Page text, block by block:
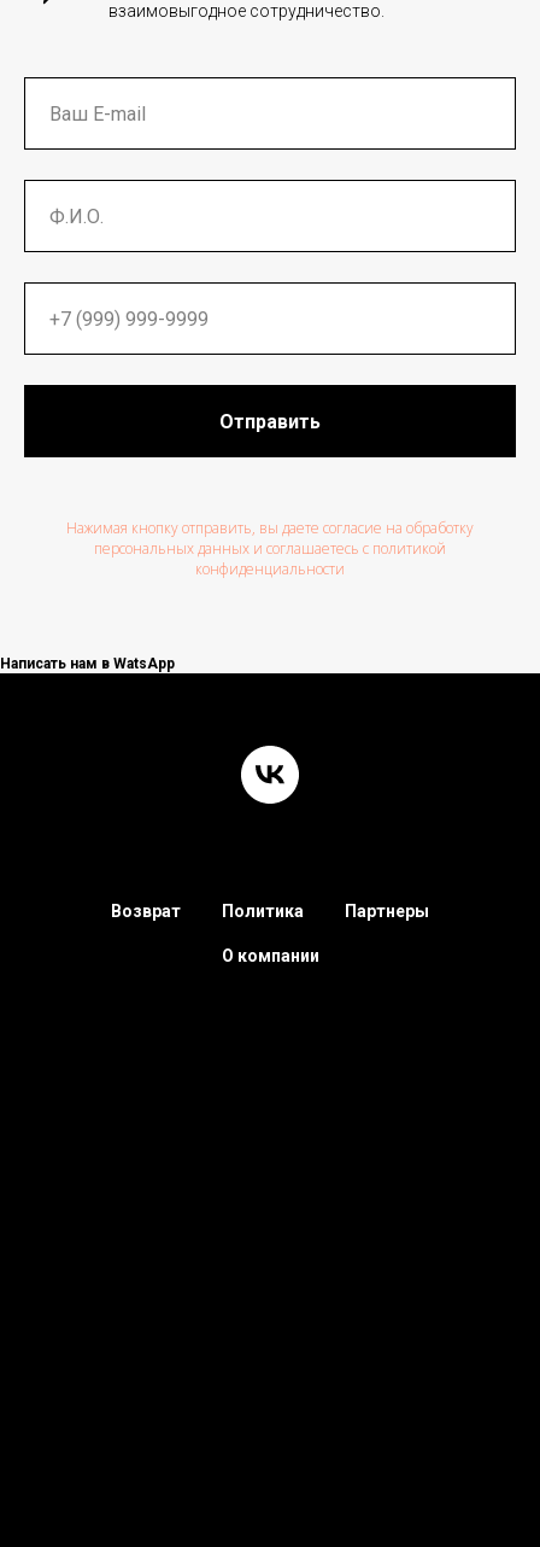
взаимовыгодное сотрудничество.
Отправить
Нажимая кнопку отправить, вы даете согласие на обработку
персональных данных и соглашаетесь c политикой
конфиденциальности
Написать нам в WatsApp
Возврат Политика Партнеры
О компании